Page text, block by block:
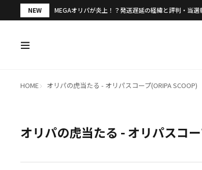
NEW MEGAオリパが炎上！？発送遅延の経緯と評判・当選
HOME オリパの虎当たる - オリパスコープ(ORIPA SCOOP)
オリパの虎当たる - オリパスコ